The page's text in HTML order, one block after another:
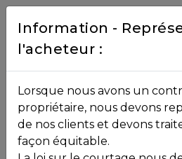
Contact
NOS
PROPRIÉTÉS
Toutes les propriétés
Légende Sainte-Adèle
Information -
l'acheteur :
Lorsque nous avons un
propriétaire, nous devons
de nos clients et devons
façon équitable.